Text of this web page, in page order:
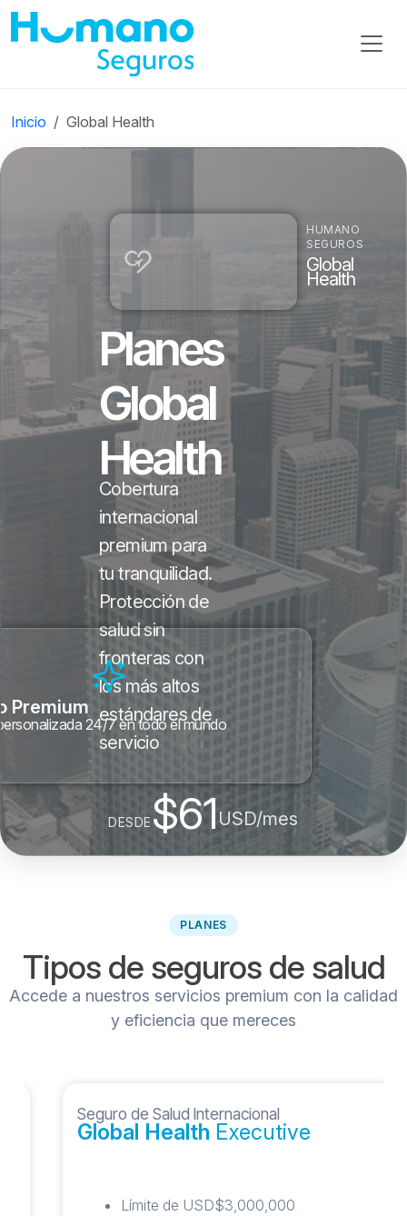
Inicio Global Health
HUMANO
SEGUROS
Global
Health
Planes
Global
Health
Cobertura
internacional
premium para
tu tranquilidad.
Protección de
salud sin
fronteras con
los más altos
estándares de
servicio
DESDE $61USD/mes
Premium
24/7 en todo el mundo
PLANES
Tipos de seguros de salud
Accede a nuestros servicios premium con la calidad
y eficiencia que mereces
Seguro de Salud Internacional
Global HealthExecutive
Límite de USD$3,000,000